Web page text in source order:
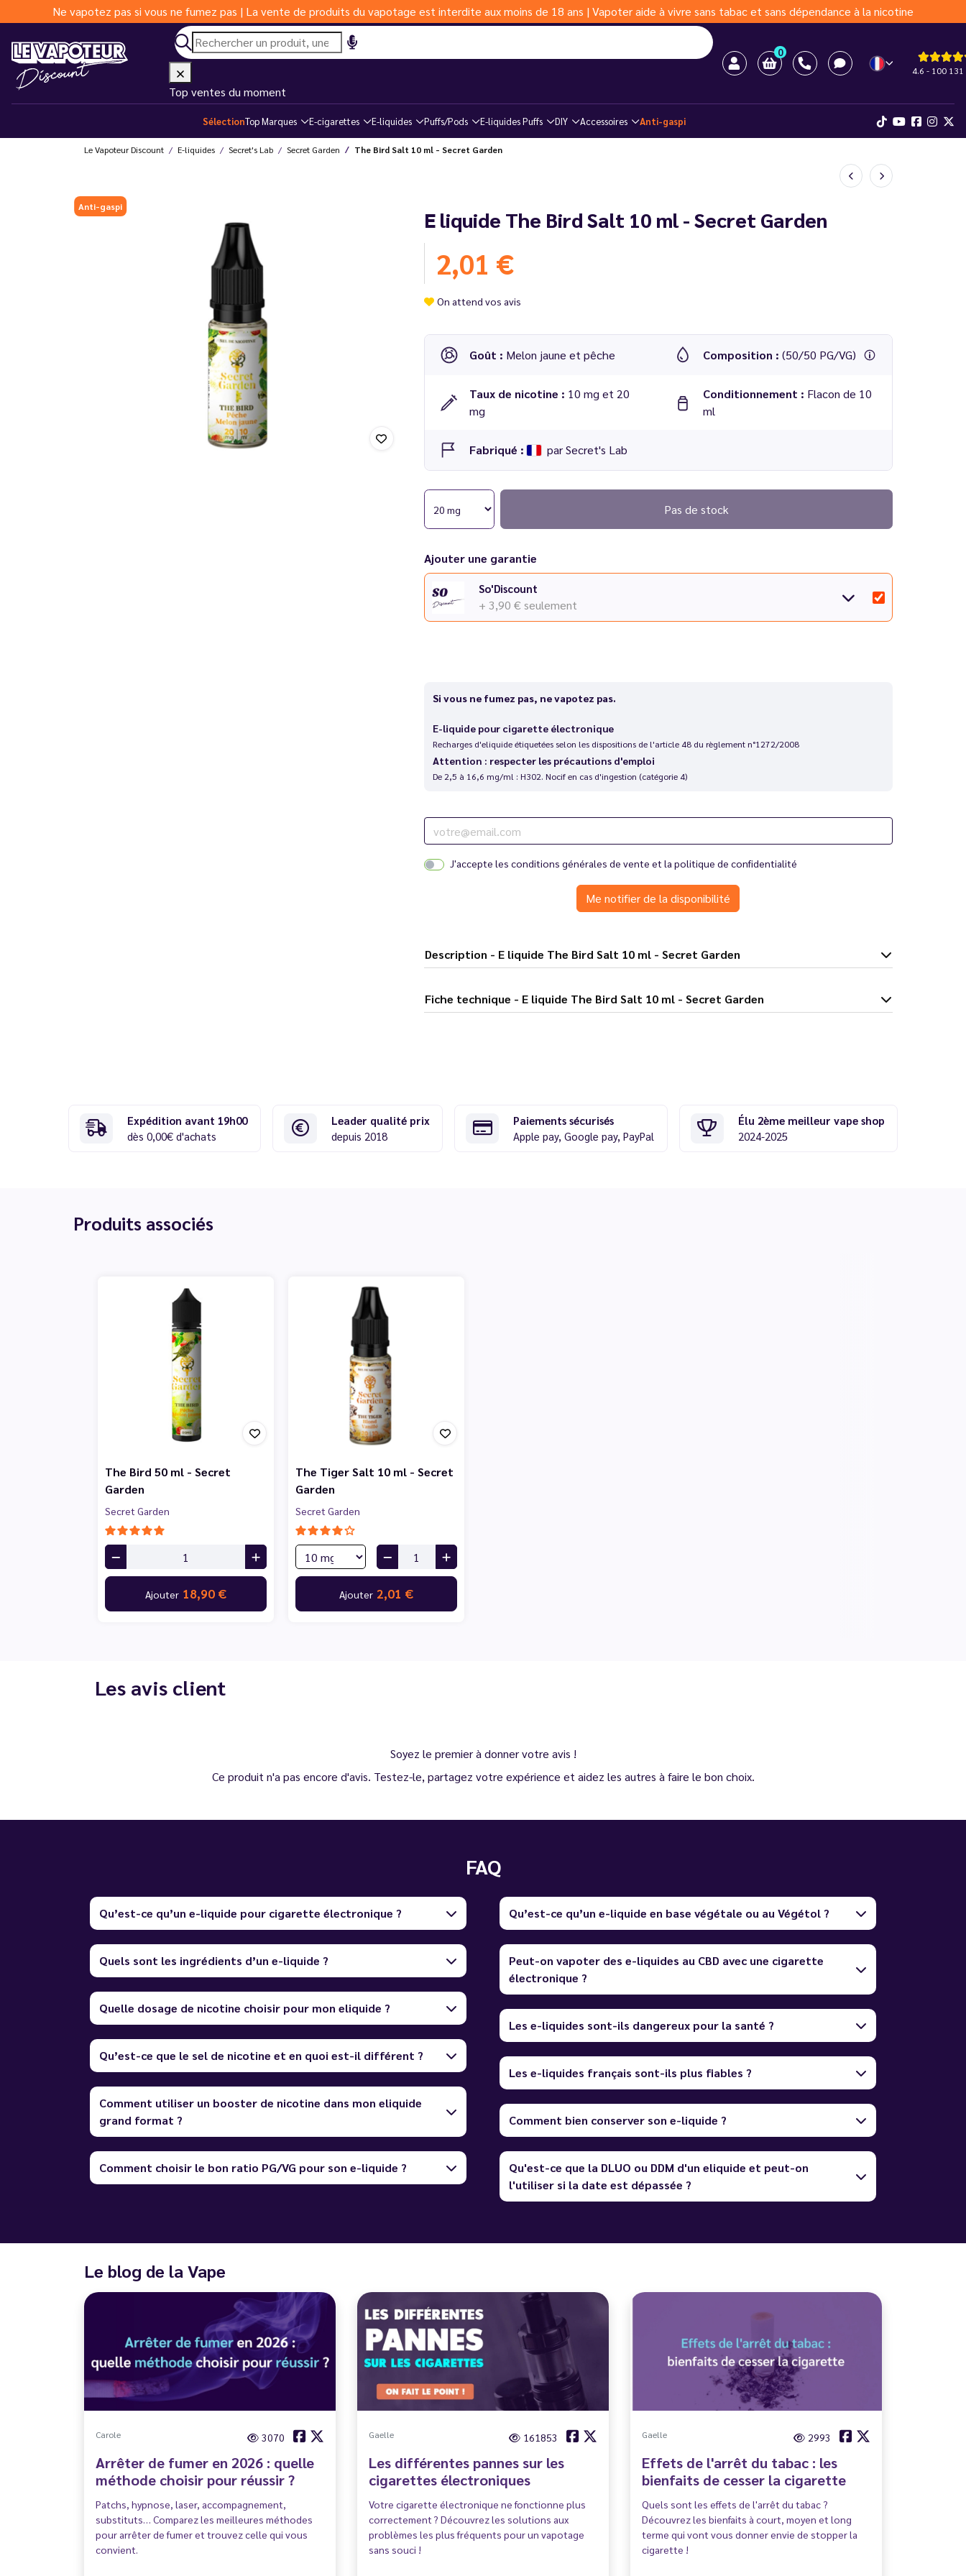
Ne vapotez pas si vous ne fumez pas | La vente de produits du vapotage est interdite aux moins de 18 ans | Vapoter aide à vivre sans tabac et sans dépendance à la nicotine
0
4.6 - 100 131
Top ventes du moment
SélectionTop Marques E-cigarettes E-liquides Puffs/Pods E-liquides Puffs DIY Accessoires Anti-gaspi
Le Vapoteur Discount E-liquides Secret's Lab Secret Garden The Bird Salt 10 ml - Secret Garden
Anti-gaspi E liquide The Bird Salt 10 ml - Secret Garden
2,01 €
On attend vos avis
Goût : Melon jaune et pêche Composition : (50/50 PG/VG)
Taux de nicotine : 10 mg et 20
mg
Conditionnement : Flacon de 10
ml
Fabriqué : par Secret's Lab
Pas de stock
Ajouter une garantie
So'Discount
+ 3,90 € seulement
Si vous ne fumez pas, ne vapotez pas.
E-liquide pour cigarette électronique
Recharges d'eliquide étiquetées selon les dispositions de l'article 48 du règlement n°1272/2008
Attention : respecter les précautions d'emploi
De 2,5 à 16,6 mg/ml : H302. Nocif en cas d'ingestion (catégorie 4)
J'accepte les conditions générales de vente et la politique de confidentialité
Me notifier de la disponibilité
Description - E liquide The Bird Salt 10 ml - Secret Garden
Fiche technique - E liquide The Bird Salt 10 ml - Secret Garden
Expédition avant 19h00
dès 0,00€ d'achats
Leader qualité prix
depuis 2018
Paiements sécurisés
Apple pay, Google pay, PayPal
Élu 2ème meilleur vape shop
2024-2025
Produits associés
The Bird 50 ml - Secret
Garden
Secret Garden
Ajouter 18,90 €
The Tiger Salt 10 ml - Secret
Garden
Secret Garden
Ajouter 2,01 €
Les avis client
Soyez le premier à donner votre avis !
Ce produit n'a pas encore d'avis. Testez-le, partagez votre expérience et aidez les autres à faire le bon choix.
FAQ
Qu’est-ce qu’un e-liquide pour cigarette électronique ?
Quels sont les ingrédients d’un e-liquide ?
Quelle dosage de nicotine choisir pour mon eliquide ?
Qu’est-ce que le sel de nicotine et en quoi est-il différent ?
Comment utiliser un booster de nicotine dans mon eliquide
grand format ?
Comment choisir le bon ratio PG/VG pour son e-liquide ?
Qu’est-ce qu’un e-liquide en base végétale ou au Végétol ?
Peut-on vapoter des e-liquides au CBD avec une cigarette
électronique ?
Les e-liquides sont-ils dangereux pour la santé ?
Les e-liquides français sont-ils plus fiables ?
Comment bien conserver son e-liquide ?
Qu'est-ce que la DLUO ou DDM d'un eliquide et peut-on
l'utiliser si la date est dépassée ?
Le blog de la Vape
Carole 3070
Arrêter de fumer en 2026 : quelle
méthode choisir pour réussir ?
Patchs, hypnose, laser, accompagnement,
substituts… Comparez les meilleures méthodes
pour arrêter de fumer et trouvez celle qui vous
convient.
Gaelle 161853
Les différentes pannes sur les
cigarettes électroniques
Votre cigarette électronique ne fonctionne plus
correctement ? Découvrez les solutions aux
problèmes les plus fréquents pour un vapotage
sans souci !
Gaelle 2993
Effets de l'arrêt du tabac : les
bienfaits de cesser la cigarette
Quels sont les effets de l'arrêt du tabac ?
Découvrez les bienfaits à court, moyen et long
terme qui vont vous donner envie de stopper la
cigarette !